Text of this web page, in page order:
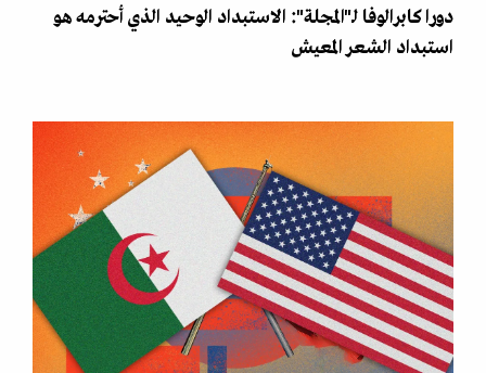
دورا كابرالوفا لـ"المجلة": الاستبداد الوحيد الذي أحترمه هو
استبداد الشعر المعيش